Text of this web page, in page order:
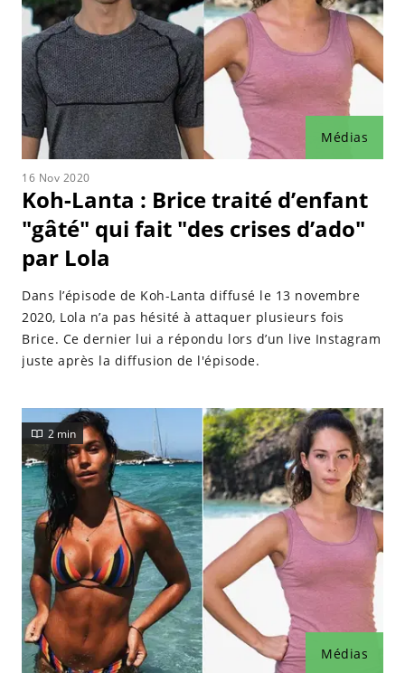
nouvelle équipe jaune, elle a poursuivi son alliance
avec Angélique, son alliée du nord. Une fois arrivée à
la réunification, elle s'est également alliée avec
Alexandra.
Lola a su faire preuve de stratégie et de solidarité tout
au long de son aventure à Koh-Lanta, ce qui en a fait
une concurrente redoutable. Sa loyauté envers ses
alliés du nord ainsi que ses performances athlétiques
l'aventure.
Médias
16 Nov 2020
Koh-Lanta : Brice traité d’enfant
"gâté" qui fait "des crises d’ado"
par Lola
Dans l’épisode de Koh-Lanta diffusé le 13 novembre
2020, Lola n’a pas hésité à attaquer plusieurs fois
Brice. Ce dernier lui a répondu lors d’un live Instagram
juste après la diffusion de l'épisode.
Médias
2 min